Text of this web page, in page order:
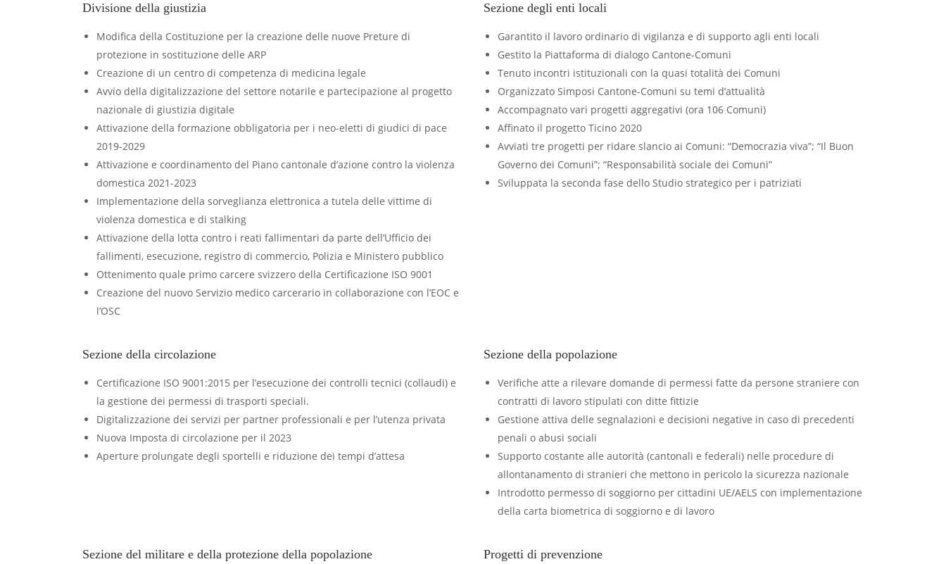
Divisione della giustizia
Modifica della Costituzione per la creazione delle nuove Preture di
protezione in sostituzione delle ARP
Creazione di un centro di competenza di medicina legale
Avvio della digitalizzazione del settore notarile e partecipazione al progetto
nazionale di giustizia digitale
Attivazione della formazione obbligatoria per i neo-eletti di giudici di pace
2019-2029
Attivazione e coordinamento del Piano cantonale d’azione contro la violenza
domestica 2021-2023
Implementazione della sorveglianza elettronica a tutela delle vittime di
violenza domestica e di stalking
Attivazione della lotta contro i reati fallimentari da parte dell’Ufficio dei
fallimenti, esecuzione, registro di commercio, Polizia e Ministero pubblico
Ottenimento quale primo carcere svizzero della Certificazione ISO 9001
Creazione del nuovo Servizio medico carcerario in collaborazione con l’EOC e
l’OSC
Sezione degli enti locali
Garantito il lavoro ordinario di vigilanza e di supporto agli enti locali
Gestito la Piattaforma di dialogo Cantone-Comuni
Tenuto incontri istituzionali con la quasi totalità dei Comuni
Organizzato Simposi Cantone-Comuni su temi d’attualità
Accompagnato vari progetti aggregativi (ora 106 Comuni)
Affinato il progetto Ticino 2020
Avviati tre progetti per ridare slancio ai Comuni: “Democrazia viva”; “Il Buon
Governo dei Comuni”; “Responsabilità sociale dei Comuni”
Sviluppata la seconda fase dello Studio strategico per i patriziati
Sezione della circolazione
Certificazione ISO 9001:2015 per l’esecuzione dei controlli tecnici (collaudi) e
la gestione dei permessi di trasporti speciali.
Digitalizzazione dei servizi per partner professionali e per l’utenza privata
Nuova Imposta di circolazione per il 2023
Aperture prolungate degli sportelli e riduzione dei tempi d’attesa
Sezione della popolazione
Verifiche atte a rilevare domande di permessi fatte da persone straniere con
contratti di lavoro stipulati con ditte fittizie
Gestione attiva delle segnalazioni e decisioni negative in caso di precedenti
penali o abusi sociali
Supporto costante alle autorità (cantonali e federali) nelle procedure di
allontanamento di stranieri che mettono in pericolo la sicurezza nazionale
Introdotto permesso di soggiorno per cittadini UE/AELS con implementazione
della carta biometrica di soggiorno e di lavoro
Sezione del militare e della protezione della popolazione Progetti di prevenzione